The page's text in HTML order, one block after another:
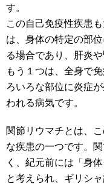
す。
この自己免疫性疾患
は、身体の特定の部
る場合であり、肝炎
もう１つは、全身で
ろいろな部位に炎症
われる病気です。
関節リウマチとは、
な疾患の一つです。
く、紀元前には「身
と考えられ、ギリシ